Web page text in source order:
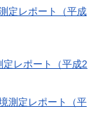
定レポート（平成
定レポート（平成2
測定レポート（平